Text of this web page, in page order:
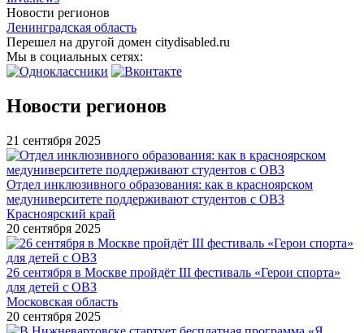
Новости регионов
Ленинградская область
Перешел на другой домен citydisabled.ru
Мы в социальных сетях:
Новости регионов
21 сентября 2025
Отдел инклюзивного образования: как в красноярском
медуниверситете поддерживают студентов с ОВЗ
Красноярский край
20 сентября 2025
26 сентября в Москве пройдёт III фестиваль «Герои спорта»
для детей с ОВЗ
Московская область
20 сентября 2025